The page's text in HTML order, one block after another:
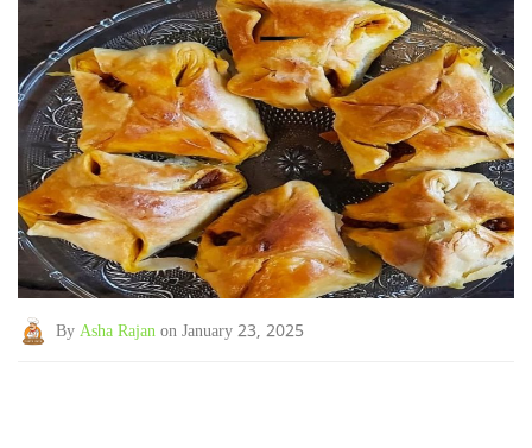
By Asha Rajan on January 23, 2025